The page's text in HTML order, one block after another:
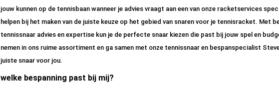
jouw kunnen op de tennisbaan wanneer je advies vraagt aan een van onze racketservices
helpen bij het maken van de juiste keuze op het gebied van snaren voor je tennisracket. Met
tennissnaar advies en expertise kun je de perfecte snaar kiezen die past bij jouw spel en
nemen in ons ruime assortiment en ga samen met onze tennissnaar en bespanspecialist
juiste snaar voor jou.
welke bespanning past bij mij?